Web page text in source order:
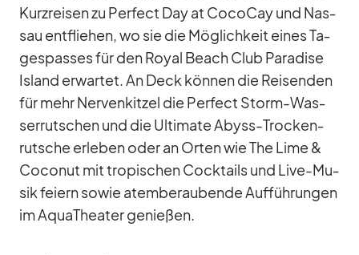
Kurz­rei­sen zu Per­fect Day at Co­co­Cay und Nas­
sau ent­flie­hen, wo sie die Mög­lich­keit ei­nes Ta­
ges­pas­ses für den Royal Beach Club Pa­ra­dise
Is­land er­war­tet. An Deck kön­nen die Rei­sen­den
für mehr Ner­ven­kit­zel die Per­fect Storm-Was­
ser­rut­schen und die Ul­ti­mate Abyss-Tro­cken­
rut­sche er­le­ben oder an Or­ten wie The Lime &
Co­co­nut mit tro­pi­schen Cock­tails und Live-Mu­
sik fei­ern so­wie atem­be­rau­bende Auf­füh­run­gen
im Aqua­Thea­ter ge­nie­ßen.